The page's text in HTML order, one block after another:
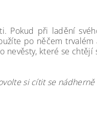
Pokud při ladění
po něčem trvalém
nevěsty, které se
si cítit se nádherně